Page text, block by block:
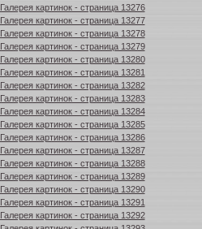
Галерея картинок - страница 13276
Галерея картинок - страница 13277
Галерея картинок - страница 13278
Галерея картинок - страница 13279
Галерея картинок - страница 13280
Галерея картинок - страница 13281
Галерея картинок - страница 13282
Галерея картинок - страница 13283
Галерея картинок - страница 13284
Галерея картинок - страница 13285
Галерея картинок - страница 13286
Галерея картинок - страница 13287
Галерея картинок - страница 13288
Галерея картинок - страница 13289
Галерея картинок - страница 13290
Галерея картинок - страница 13291
Галерея картинок - страница 13292